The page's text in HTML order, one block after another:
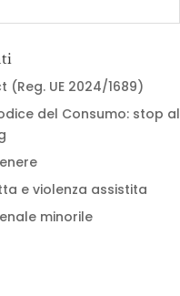
(Reg. UE 2024/1689)
del Consumo: stop al
e violenza assistita
minorile